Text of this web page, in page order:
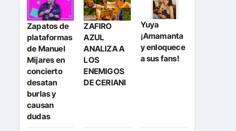
Zapatos de
plataformas
de Manuel
Mijares en
concierto
desatan
burlas y
causan
dudas
ZAFIRO
AZUL
ANALIZA A
LOS
ENEMIGOS
DE CERIANI
Yuya
¡Amamanta
y enloquece
a sus fans!